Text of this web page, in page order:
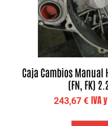
Caja Cambios Manual
(FN, FK)
243,67€ IVA